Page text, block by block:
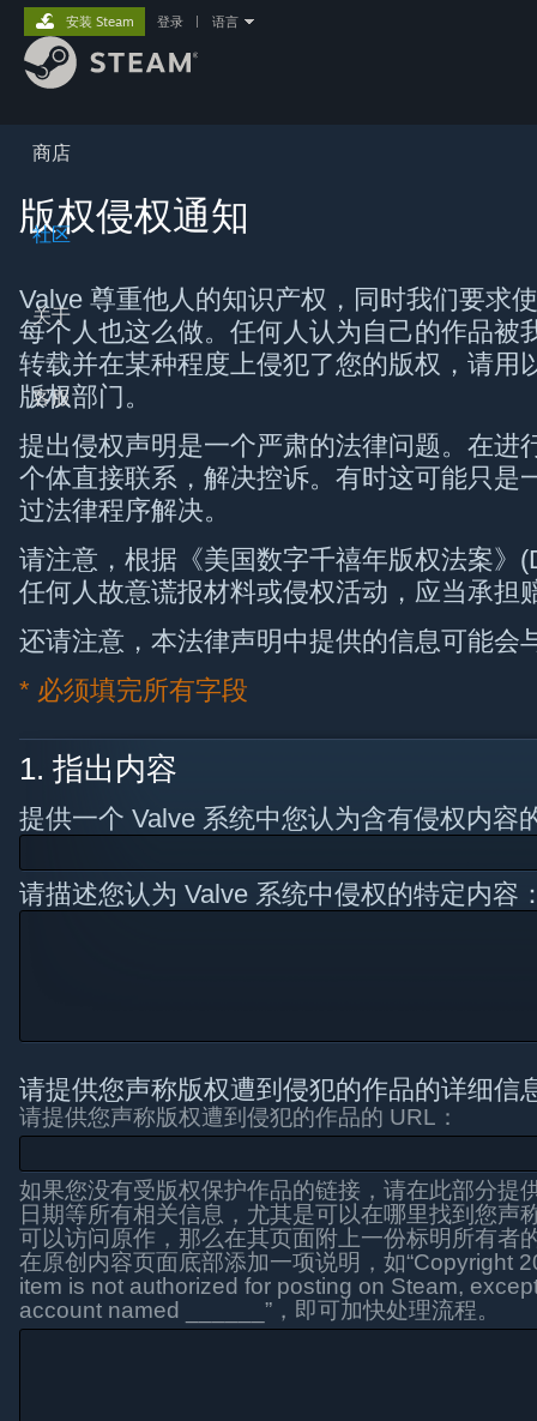
商店
社区
关于
客服
安装 Steam 登录 语言
版权侵权通知
Valve 尊重他人的知识产权，同时我们要求
每个人也这么做。任何人认为自己的作品被
转载并在某种程度上侵犯了您的版权，请用
版权部门。
提出侵权声明是一个严肃的法律问题。在进
个体直接联系，解决控诉。有时这可能只是
过法律程序解决。
请注意，根据《美国数字千禧年版权法案》
任何人故意谎报材料或侵权活动，应当承担
还请注意，本法律声明中提供的信息可能会
* 必须填完所有字段
1. 指出内容
提供一个 Valve 系统中您认为含有侵权内容
请描述您认为 Valve 系统中侵权的特定内容
请提供您声称版权遭到侵犯的作品的详细信
请提供您声称版权遭到侵犯的作品的 URL：
如果您没有受版权保护作品的链接，请在此部分提
日期等所有相关信息，尤其是可以在哪里找到您声
可以访问原作，那么在其页面附上一份标明所有者
在原创内容页面底部添加一项说明，如“Copyright
item is not authorized for posting on Steam,
account named ______”，即可加快处理流程。